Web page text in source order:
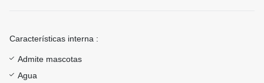
Características interna :
Admite mascotas
Agua